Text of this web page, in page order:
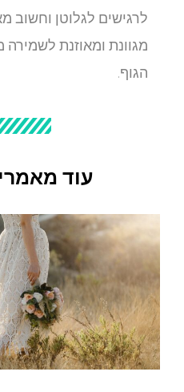
לרגישים לגלוטן וחשוב
מגוונת ומאוזנת
הגוף.
עוד